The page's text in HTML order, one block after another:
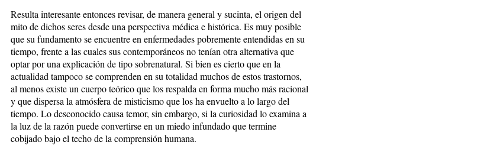
Resulta interesante entonces revisar, de manera general y sucinta, el origen del
mito de dichos seres desde una perspectiva médica e histórica. Es muy posible
que su fundamento se encuentre en enfermedades pobremente entendidas en su
tiempo, frente a las cuales sus contemporáneos no tenían otra alternativa que
optar por una explicación de tipo sobrenatural. Si bien es cierto que en la
actualidad tampoco se comprenden en su totalidad muchos de estos trastornos,
al menos existe un cuerpo teórico que los respalda en forma mucho más racional
y que dispersa la atmósfera de misticismo que los ha envuelto a lo largo del
tiempo. Lo desconocido causa temor, sin embargo, si la curiosidad lo examina a
la luz de la razón puede convertirse en un miedo infundado que termine
cobijado bajo el techo de la comprensión humana.